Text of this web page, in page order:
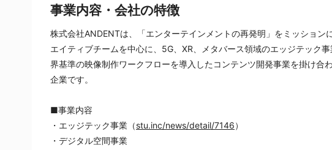
事業内容・会社の特徴
株式会社ANDENTは、「エンターテインメントの再発明」をミッション
エイティブチームを中心に、5G、XR、メタバース領域のエッジテック
界基準の映像制作ワークフローを導入したコンテンツ開発事業を掛け合
企業です。
■事業内容
・エッジテック事業（stu.inc/news/detail/7146）
・デジタル空間事業